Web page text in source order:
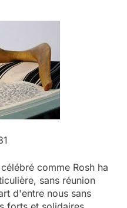
comme Rosh ha
sans réunion
d'entre nous sans